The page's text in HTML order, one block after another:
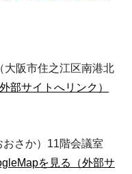
阪市住之江区南港北
サイトへリンク）
さか）11階会議室
を見る（外部サ